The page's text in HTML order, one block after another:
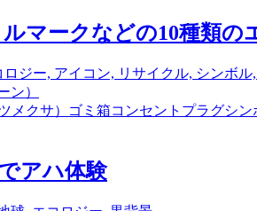
マークなどの10種類
メクサ） ゴミ箱コンセントプラグシン
アハ体験